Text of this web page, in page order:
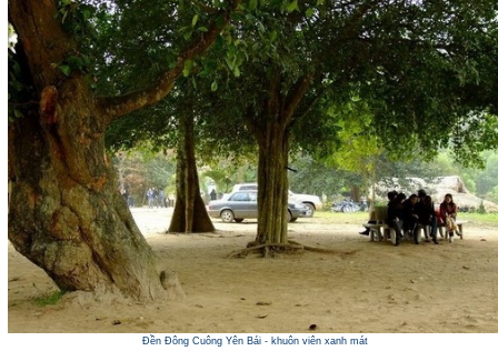
Đền Đông Cuông Yên Bái - khuôn viên xanh mát